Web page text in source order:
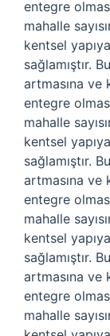
entegre
mahalle
kentsel
sağlamıştır.
artmasına ve
entegre
mahalle
kentsel
sağlamıştır.
artmasına ve
entegre
mahalle
kentsel
sağlamıştır.
artmasına ve
entegre
mahalle